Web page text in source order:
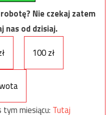
Nie czekaj zatem
nas od dzisiaj.
100 zł
miesiącu: Tutaj